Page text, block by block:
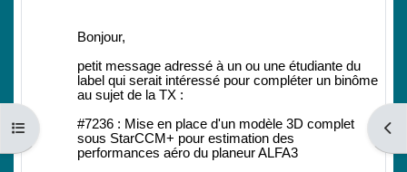
Open course index
Bonjour,
petit message adressé à un ou une étudiante du
label qui serait intéressé pour compléter un binôme
au sujet de la TX :
#7236 : Mise en place d'un modèle 3D complet
sous StarCCM+ pour estimation des
performances aéro du planeur ALFA3